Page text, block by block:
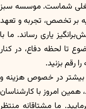
شغلی شماست. موسسه سبز
بر تخصص، تجربه و تعهد
یاری رساند. ما با
تا لحظه دفاع، در کنار
رقم بزنید.
بیشتر در خصوص هزینه و
همین امروز با کارشناسان
ما مشتاقانه منتظر